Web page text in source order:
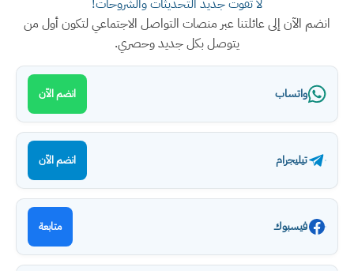
الآن إلى عائلتنا عبر منصات التواصل الاجتماعي لتكون أول من
يتوصل بكل جديد وحصري.
واتساب انضم الآن
تيليجرام انضم الآن
فيسبوك